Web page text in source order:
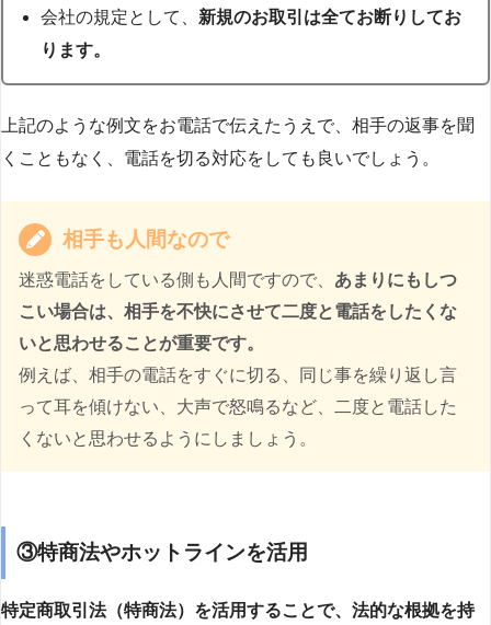
会社の規定として、 新規のお取引は全てお断りしてお
ります。
上記のような例文をお電話で伝えたうえで、相手の返事を聞
くこともなく、電話を切る対応をしても良いでしょう。
相手も人間なので
迷惑電話をしている側も人間ですので、 あまりにもしつ
こい場合は、相手を不快にさせて二度と電話をしたくな
いと思わせることが重要です。
例えば、相手の電話をすぐに切る、同じ事を繰り返し言
って耳を傾けない、大声で怒鳴るなど、二度と電話した
くないと思わせるようにしましょう。
③特商法やホットラインを活用
特定商取引法（特商法）を活用することで、法的な根拠を持